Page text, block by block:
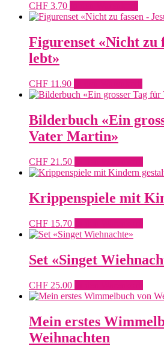
CHF 3.70
Figurenset «Nicht zu
lebt»
CHF 11.90
Bilderbuch «Ein
Vater Martin»
CHF 21.50
Krippenspiele mit
CHF 15.70
Set «Singet
CHF 25.00
Mein erstes
Weihnachten